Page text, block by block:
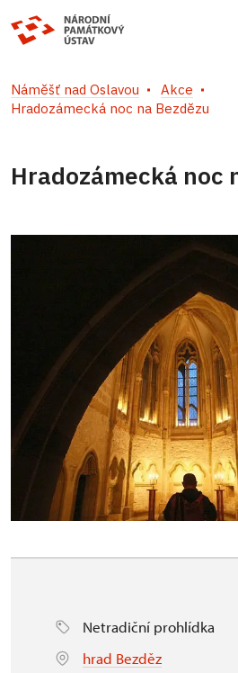
Náměšť nad Oslavou
Akce
Hradozámecká noc na Bezdězu
Hradozámecká noc
Netradiční prohlídka
hrad Bezděz